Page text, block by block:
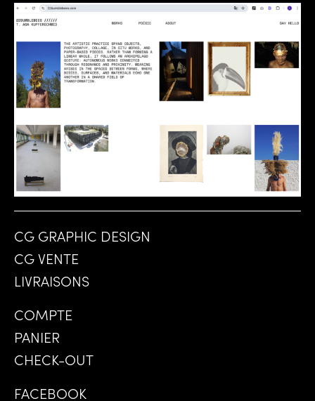
CG GRAPHIC DESIGN
CG VENTE
LIVRAISONS
COMPTE
PANIER
CHECK-OUT
FACEBOOK